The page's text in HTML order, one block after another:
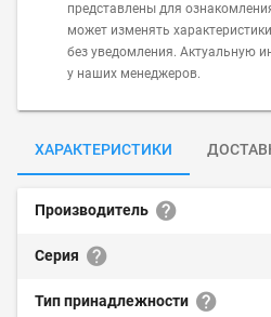
представлены для
может изменять
без уведомления. Актуальную
у наших менеджеров.
ХАРАКТЕРИСТИКИ
Производитель
Серия
Тип принадлежности